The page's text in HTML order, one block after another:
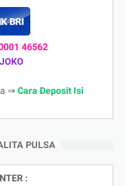
46562
⇒ Cara Deposit Isi
PULSA
: